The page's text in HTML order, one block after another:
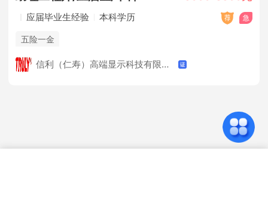
应届毕业生经验 本科学历
五险一金
信利（仁寿）高端显示科技有限公司